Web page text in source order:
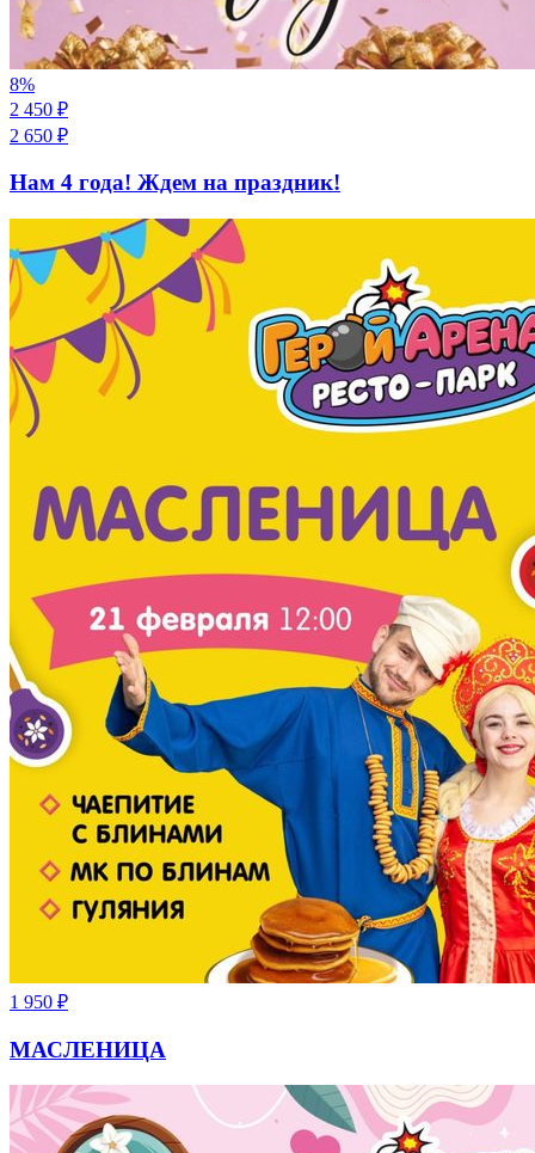
8%
2 450 ₽
2 650 ₽
Нам 4 года! Ждем на праздник!
1 950 ₽
МАСЛЕНИЦА